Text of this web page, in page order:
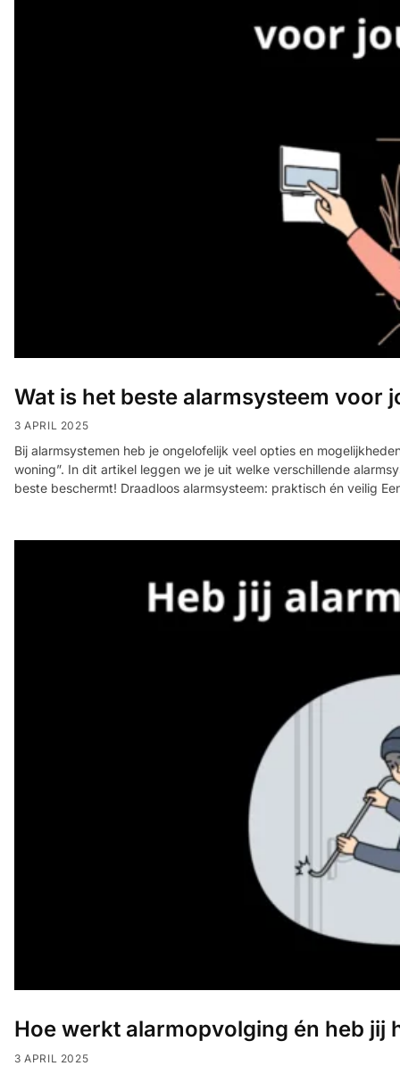
Wat is het beste alarmsysteem voor
3 APRIL 2025
Bij alarmsystemen heb je ongelofelijk veel opties en
woning”. In dit artikel leggen we je uit welke verschillende
beste beschermt! Draadloos alarmsysteem: praktisch én veilig
Hoe werkt alarmopvolging én heb jij
3 APRIL 2025